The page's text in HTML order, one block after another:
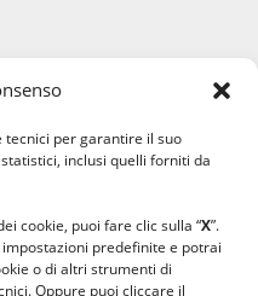
tecnici per garantire il suo
inclusi quelli forniti da
cookie, puoi fare clic sulla “X”.
predefinite e potrai
o di altri strumenti di
Oppure puoi cliccare il